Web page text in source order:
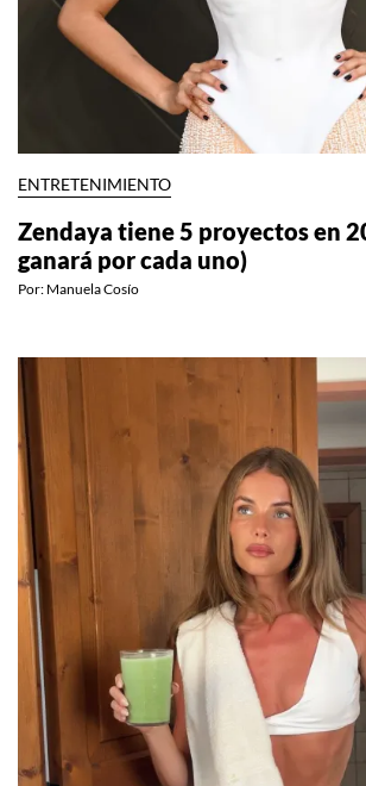
ENTRETENIMIENTO
Zendaya tiene 5 proyectos en
ganará por cada uno)
Por: Manuela Cosío